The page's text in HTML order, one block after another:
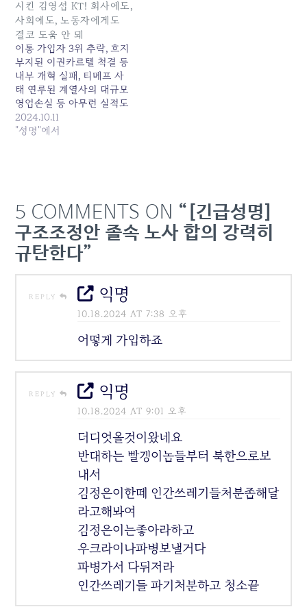
시킨 김영섭 KT! 회사에도,
사회에도, 노동자에게도
결코 도움 안 돼
이통 가입자 3위 추락, 흐지
부지된 이권카르텔 척결 등
내부 개혁 실패, 티메프 사
태 연루된 계열사의 대규모
영업손실 등 아무런 실적도
존재감도 보여주지 못한 김
영섭 사장이 이미 수 차례
일방적인…
2024.10.11
"성명"에서
5 COMMENTS ON “[긴급성명]
구조조정안 졸속 노사 합의 강력히
규탄한다”
REPLY 익명
10.18.2024 AT 7:38 오후
어떻게 가입하죠
REPLY 익명
10.18.2024 AT 9:01 오후
더디엇올것이왔네요
반대하는 빨갱이놈들부터 북한으로보
내서
김정은이한떼 인간쓰레기들처분좀해달
라고해봐여
김정은이는좋아라하고
우크라이나파병보낼거다
파병가서 다뒤저라
인간쓰레기들 파기처분하고 청소끝